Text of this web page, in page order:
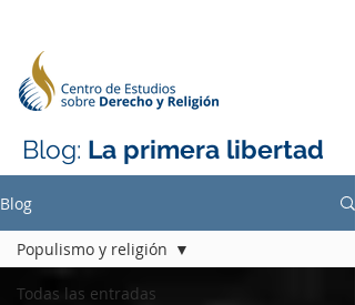
Blog: La primera libertad
Blog
Todas las entradas
Populismo y religión